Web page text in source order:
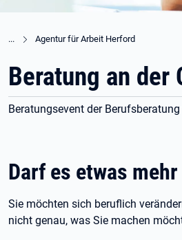
Agentur für Arbeit Herford
Beratung an der
Beratungsevent der
Darf es etwas
Sie möchten sich beruflich
nicht genau, was Sie machen